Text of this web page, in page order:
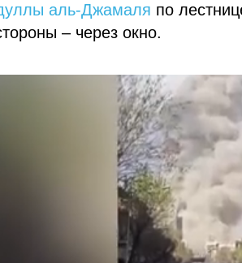
аль-Джамаля по
– через окно.